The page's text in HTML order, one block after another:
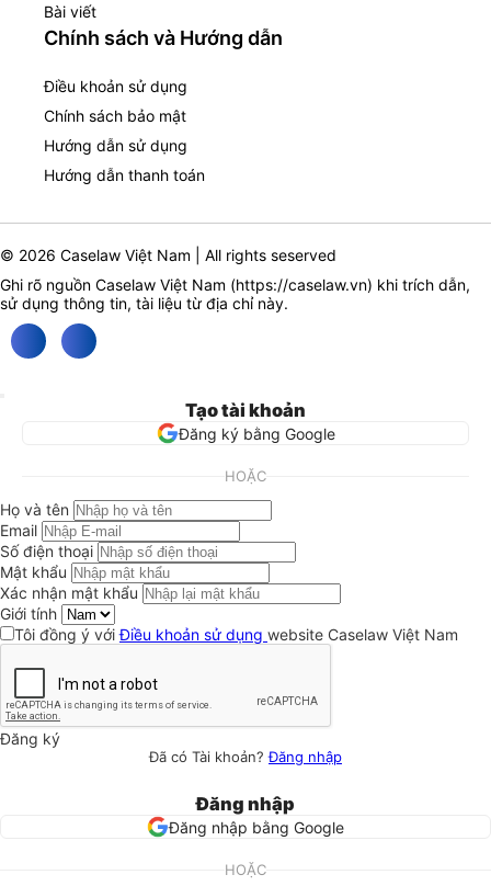
Bài viết
Chính sách và Hướng dẫn
Điều khoản sử dụng
Chính sách bảo mật
Hướng dẫn sử dụng
Hướng dẫn thanh toán
© 2026 Caselaw Việt Nam | All rights seserved
Ghi rõ nguồn Caselaw Việt Nam (https://caselaw.vn) khi trích dẫn,
sử dụng thông tin, tài liệu từ địa chỉ này.
Tạo tài khoản
Đăng ký bằng Google
HOẶC
Họ và tên
Email
Số điện thoại
Mật khẩu
Xác nhận mật khẩu
Giới tính
Tôi đồng ý vớiĐiều khoản sử dụng website Caselaw Việt Nam
Đăng ký
Đã có Tài khoản?Đăng nhập
Đăng nhập
Đăng nhập bằng Google
HOẶC